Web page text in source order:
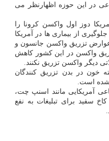
در این حوزه اظهارنظر می
دوز اول واکسن کرونا را
از بیماری ها در آمریکا
عوارض تزریق واکسن جانسون و
واکسن در این کشور کاهش
دیگر واکسن تزریق نکنند.
لخته خون در بدن تزریق کنندگان
است.
آمریکایی مانند اسنپ چت،
سفید برای تبلیغات به نفع